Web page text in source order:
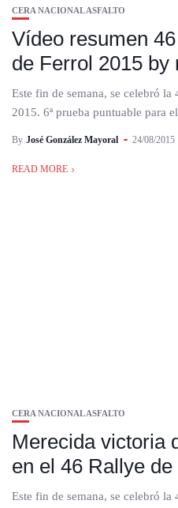
CERA NACIONAL ASFALTO
Vídeo resumen
de Ferrol 2015 by
Este fin de semana, se celebró
2015. 6ª prueba puntuable para
By José González Mayoral 24/08/2015
READ MORE
CERA NACIONAL ASFALTO
Merecida victoria
en el 46 Rallye
Este fin de semana, se celebró